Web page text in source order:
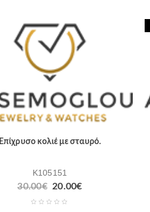
Επίχρυσο κολιέ με σταυρό.
K105151
30.00€ 20.00€